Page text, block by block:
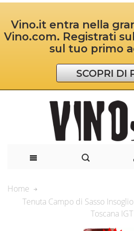
Vino.it entra nella
Vino.com. Registrati
sul tuo primo
SCOPRI DI
Home
Tenuta Campo di Sasso
Toscana IGT